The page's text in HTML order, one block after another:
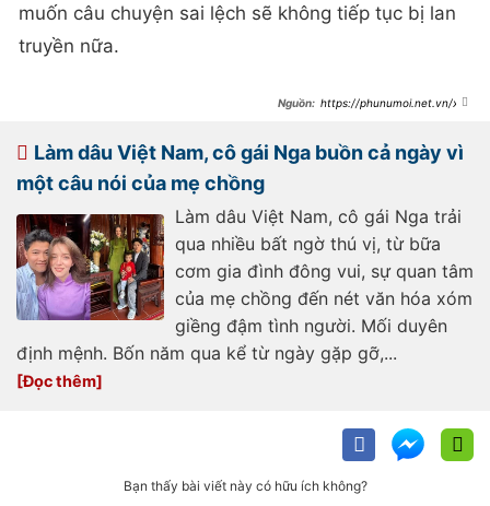
muốn câu chuyện sai lệch sẽ không tiếp tục bị lan
truyền nữa.
https://phunumoi.net.vn/xon
chinh-chu-len-tieng-d355670.html
Làm dâu Việt Nam, cô gái Nga buồn cả ngày vì
một câu nói của mẹ chồng
Làm dâu Việt Nam, cô gái Nga trải
qua nhiều bất ngờ thú vị, từ bữa
cơm gia đình đông vui, sự quan tâm
của mẹ chồng đến nét văn hóa xóm
giềng đậm tình người. Mối duyên
định mệnh. Bốn năm qua kể từ ngày gặp gỡ,...
Bạn thấy bài viết này có hữu ích không?